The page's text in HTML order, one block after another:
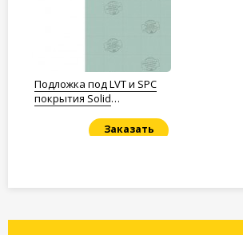
Подложка под LVT и SPC
покрытия Solid
Заказать